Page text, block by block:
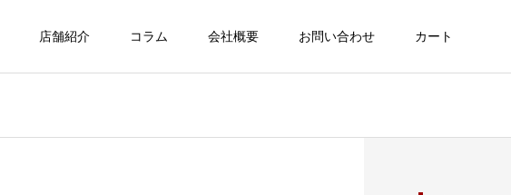
店舗紹介 コラム 会社概要 お問い合わせ カート